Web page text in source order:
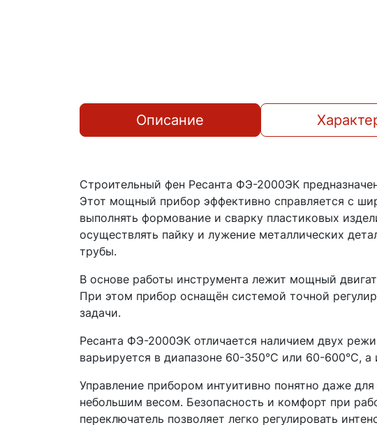
Описание
Строительный фен Ресанта ФЭ-2000ЭК
Этот мощный прибор эффективно справляется с
выполнять формование и сварку пластиковых
осуществлять пайку и лужение металлических
трубы.
В основе работы инструмента лежит мощный
При этом прибор оснащён системой точной
задачи.
Ресанта ФЭ-2000ЭК отличается наличием двух
варьируется в диапазоне 60-350°С или 60-600°С,
Управление прибором интуитивно понятно даже
небольшим весом. Безопасность и комфорт при
переключатель позволяет легко регулировать